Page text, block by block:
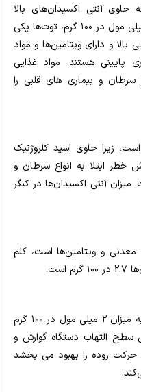
حاوی آنتی اکسیدان‌های بالا
هستند، شناخته می شوند، با نرخ ۹.۲ میلی مول در ۱۰۰ گرم، توت‌ها یکی
بالا و دارای ویتامین‌ها و مواد
پایینی هستند. مواد غذایی
و بیماری های قلبی را
زیرا حاوی اسید کلروژنیک
ابتلا به انواع سرطان و
بروز دیابت نوع ۲ است. میزان آنتی اکسیدان‌ها در کنگر
معدنی و ویتامین‌ها است، کلم
دارای درصد خوبی از آنتی اکسیدان‌ها به میزان ۲ میلی مول در ۱۰۰ گرم
التهاب دستگاه گوارش و
روده را بهبود می بخشد